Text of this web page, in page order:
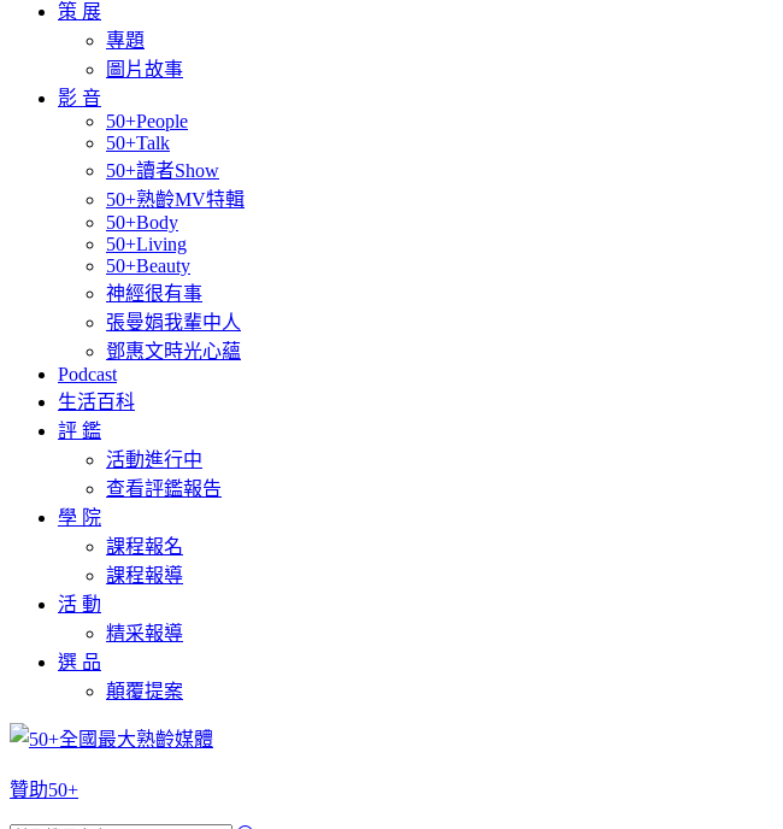
策 展
專題
圖片故事
影 音
50+People
50+Talk
50+讀者Show
50+熟齡MV特輯
50+Body
50+Living
50+Beauty
神經很有事
張曼娟我輩中人
鄧惠文時光心蘊
Podcast
生活百科
評 鑑
活動進行中
查看評鑑報告
學 院
課程報名
課程報導
活 動
精采報導
選 品
顛覆提案
贊助50+